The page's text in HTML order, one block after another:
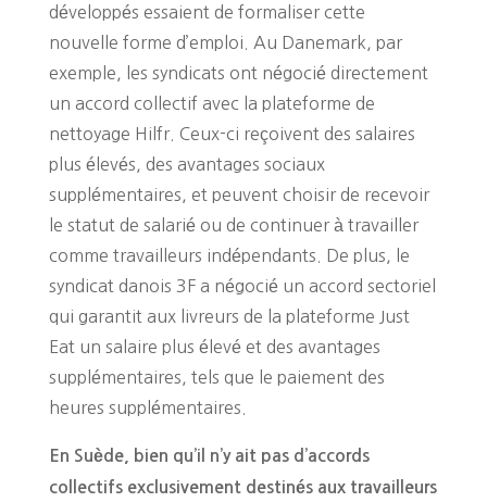
développés essaient de formaliser cette
nouvelle forme d’emploi. Au Danemark, par
exemple, les syndicats ont négocié directement
un accord collectif avec la plateforme de
nettoyage Hilfr. Ceux-ci reçoivent des salaires
plus élevés, des avantages sociaux
supplémentaires, et peuvent choisir de recevoir
le statut de salarié ou de continuer à travailler
comme travailleurs indépendants. De plus, le
syndicat danois 3F a négocié un accord sectoriel
qui garantit aux livreurs de la plateforme Just
Eat un salaire plus élevé et des avantages
supplémentaires, tels que le paiement des
heures supplémentaires.
En Suède, bien qu’il n’y ait pas d’accords
collectifs exclusivement destinés aux travailleurs